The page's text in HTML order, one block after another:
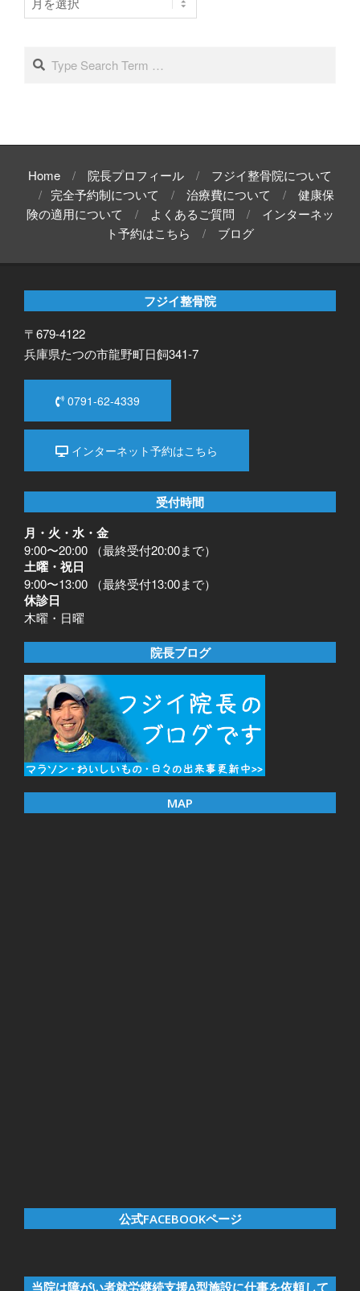
ー
ブSearch
Home 院長プロフィール
フジイ整骨院について
完全予約制について
治療費について
健康保
険の適用について
よくあるご質問
インターネッ
ト予約はこちら
ブログ
フジイ整骨院
〒679-4122
兵庫県たつの市龍野町日飼341-7
0791-62-4339
インターネット予約はこちら
受付時間
月・火・水・金
9:00〜20:00 （最終受付20:00まで）
土曜・祝日
9:00〜13:00 （最終受付13:00まで）
休診日
木曜・日曜
院長ブログ
MAP
公式FACEBOOKページ
当院は障がい者就労継続支援A型施設に仕事を依頼して